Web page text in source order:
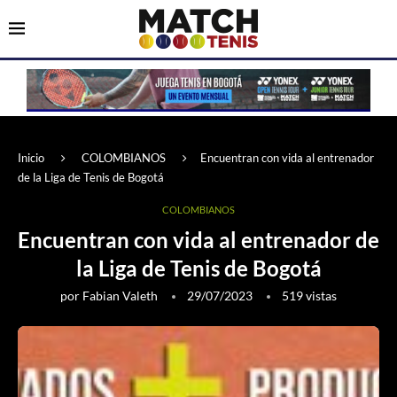
Inicio COLOMBIANOS
Encuentran con vida al entrenador
de la Liga de Tenis de Bogotá
COLOMBIANOS
Encuentran con vida al entrenador de
la Liga de Tenis de Bogotá
por Fabian Valeth 29/07/2023 519vistas